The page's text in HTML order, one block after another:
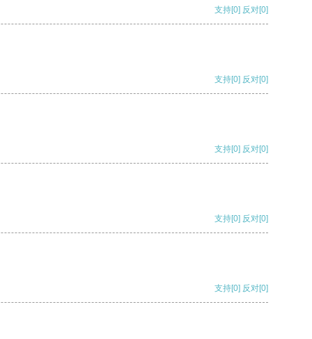
支持[0] 反对[0]
支持[0] 反对[0]
支持[0] 反对[0]
支持[0] 反对[0]
支持[0] 反对[0]